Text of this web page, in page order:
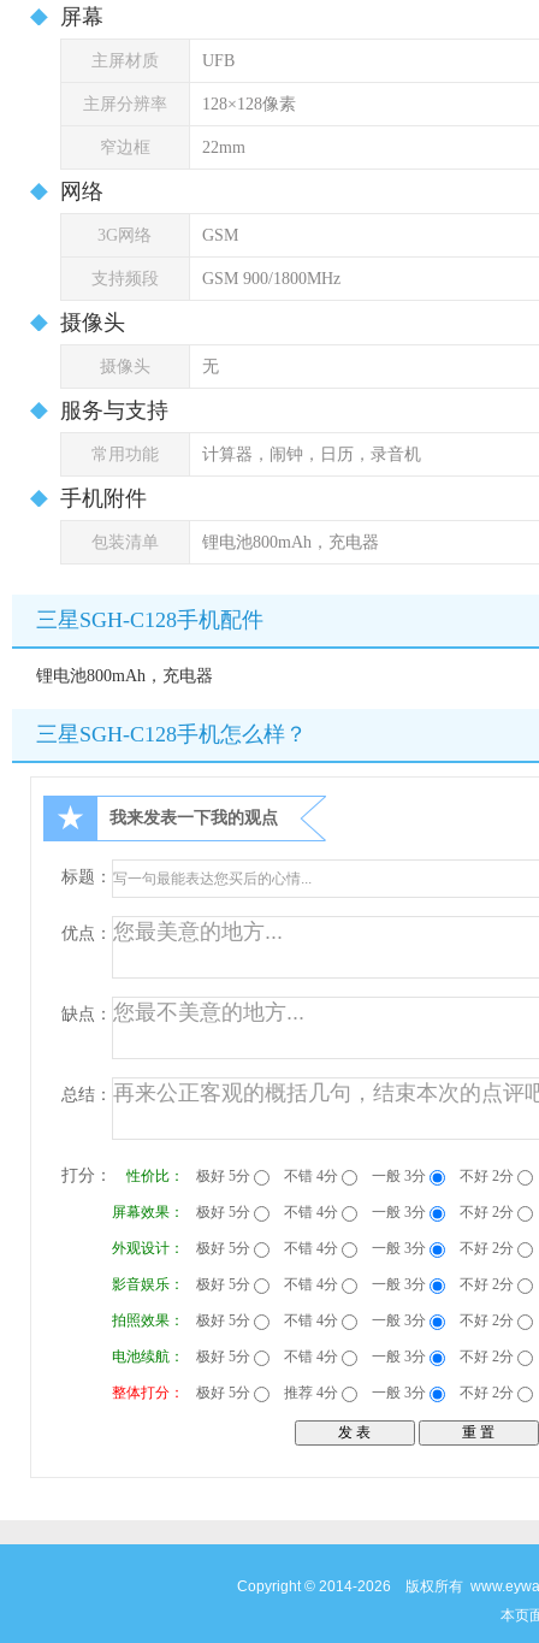
屏幕
主屏材质 UFB
主屏分辨率 128×128像素
窄边框 22mm
网络
3G网络 GSM
支持频段 GSM 900/1800MHz
摄像头
摄像头 无
服务与支持
常用功能 计算器，闹钟，日历，录音机
手机附件
包装清单 锂电池800mAh，充电器
三星SGH-C128手机配件
锂电池800mAh，充电器
三星SGH-C128手机怎么样？
★ 我来发表一下我的观点
标题：
优点：
缺点：
总结：
打分： 性价比： 极好 5分 不错 4分 一般 3分 不好 2分
屏幕效果： 极好 5分 不错 4分 一般 3分 不好 2分
外观设计： 极好 5分 不错 4分 一般 3分 不好 2分
影音娱乐： 极好 5分 不错 4分 一般 3分 不好 2分
拍照效果： 极好 5分 不错 4分 一般 3分 不好 2分
电池续航： 极好 5分 不错 4分 一般 3分 不好 2分
整体打分： 极好 5分 推荐 4分 一般 3分 不好 2分
Copyright © 2014-2026 版权所有
本页